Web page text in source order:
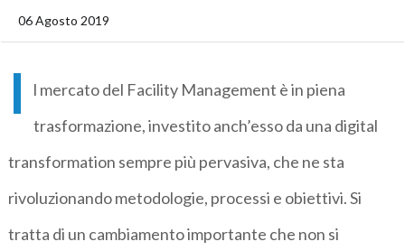
06 Agosto 2019
I
l mercato del Facility Management è in piena
trasformazione, investito anch’esso da una digital
transformation sempre più pervasiva, che ne sta
rivoluzionando metodologie, processi e obiettivi. Si
tratta di un cambiamento importante che non si